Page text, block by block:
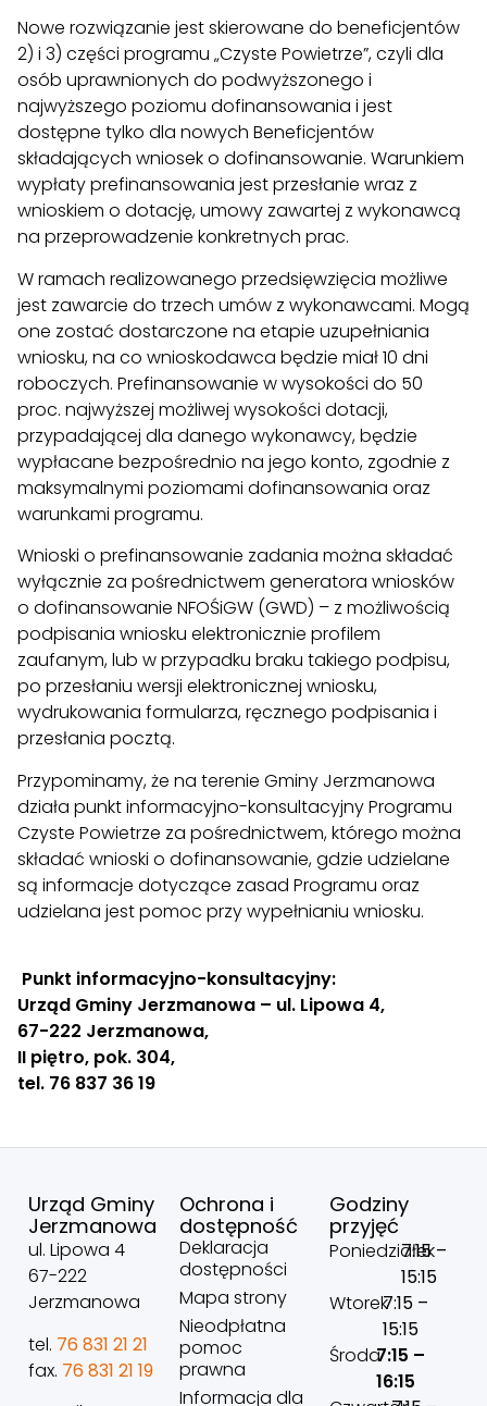
Nowe rozwiązanie jest skierowane do beneficjentów
2) i 3) części programu „Czyste Powietrze”, czyli dla
osób uprawnionych do podwyższonego i
najwyższego poziomu dofinansowania i jest
dostępne tylko dla nowych Beneficjentów
składających wniosek o dofinansowanie. Warunkiem
wypłaty prefinansowania jest przesłanie wraz z
wnioskiem o dotację, umowy zawartej z wykonawcą
na przeprowadzenie konkretnych prac.
W ramach realizowanego przedsięwzięcia możliwe
jest zawarcie do trzech umów z wykonawcami. Mogą
one zostać dostarczone na etapie uzupełniania
wniosku, na co wnioskodawca będzie miał 10 dni
roboczych. Prefinansowanie w wysokości do 50
proc. najwyższej możliwej wysokości dotacji,
przypadającej dla danego wykonawcy, będzie
wypłacane bezpośrednio na jego konto, zgodnie z
maksymalnymi poziomami dofinansowania oraz
warunkami programu.
Wnioski o prefinansowanie zadania można składać
wyłącznie za pośrednictwem generatora wniosków
o dofinansowanie NFOŚiGW (GWD) – z możliwością
podpisania wniosku elektronicznie profilem
zaufanym, lub w przypadku braku takiego podpisu,
po przesłaniu wersji elektronicznej wniosku,
wydrukowania formularza, ręcznego podpisania i
przesłania pocztą.
Przypominamy, że na terenie Gminy Jerzmanowa
działa punkt informacyjno-konsultacyjny Programu
Czyste Powietrze za pośrednictwem, którego można
składać wnioski o dofinansowanie, gdzie udzielane
są informacje dotyczące zasad Programu oraz
udzielana jest pomoc przy wypełnianiu wniosku.
Punkt informacyjno-konsultacyjny:
Urząd Gminy Jerzmanowa – ul. Lipowa 4,
67-222 Jerzmanowa,
II piętro, pok. 304,
tel. 76 837 36 19
Urząd Gminy
Jerzmanowa
ul. Lipowa 4
67-222
Jerzmanowa
tel. 76 831 21 21
fax. 76 831 21 19
Ochrona i
dostępność
Deklaracja
dostępności
Mapa strony
Nieodpłatna
pomoc
prawna
Informacja dla
Godziny
przyjęć
Poniedziałek
7:15 –
15:15
Wtorek7:15 –
15:15
Środa7:15 –
16:15